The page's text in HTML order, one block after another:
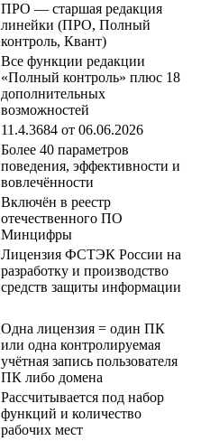
ПРО — старшая редакция
линейки (ПРО, Полный
контроль, Квант)
Все функции редакции
«Полный контроль» плюс 18
дополнительных
возможностей
11.4.3684 от 06.06.2026
Более 40 параметров
поведения, эффективности и
вовлечённости
Включён в реестр
отечественного ПО
Минцифры
Лицензия ФСТЭК России на
разработку и производство
средств защиты информации
Одна лицензия = один ПК
или одна контролируемая
учётная запись пользователя
ПК либо домена
Рассчитывается под набор
функций и количество
рабочих мест